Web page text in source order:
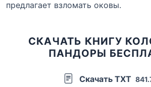
предлагает взломать оковы.
СКАЧАТЬ КНИГУ
ПАНДОРЫ
Скачать TXT